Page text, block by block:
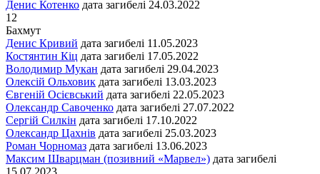
Денис Котенко дата загибелі 24.03.2022
12
Бахмут
Денис Кривий дата загибелі 11.05.2023
Костянтин Кіц дата загибелі 17.05.2022
Володимир Мукан дата загибелі 29.04.2023
Олексій Ольховик дата загибелі 13.03.2023
Євгеній Осієвський дата загибелі 22.05.2023
Олександр Савоченко дата загибелі 27.07.2022
Сергій Силкін дата загибелі 17.10.2022
Олександр Цахнів дата загибелі 25.03.2023
Роман Чорномаз дата загибелі 13.06.2023
Максим Шварцман (позивний «Марвел») дата загибелі
15.07.2023